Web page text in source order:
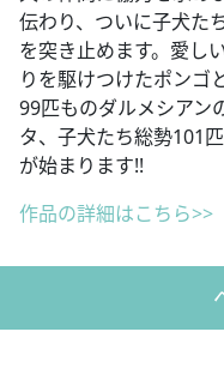
伝わり、ついに子犬た
を突き止めます。愛し
りを駆けつけたポンゴ
99匹ものダルメシアン
タ、子犬たち総勢101
が始まります!!
作品の詳細はこちら>>